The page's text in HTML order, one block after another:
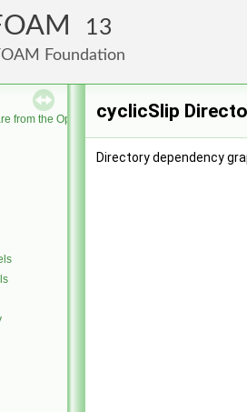
13
Foundation
from the OpenFOAM Foundation
cyclicSlip
Directory dependency